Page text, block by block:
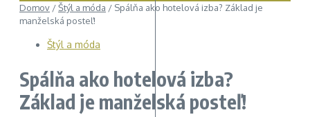
Domov /Štýl a móda / Spálňa ako hotelová izba? Základ je
manželská posteľ!
Štýl a móda
Spálňa ako hotelová izba?
Základ je manželská posteľ!